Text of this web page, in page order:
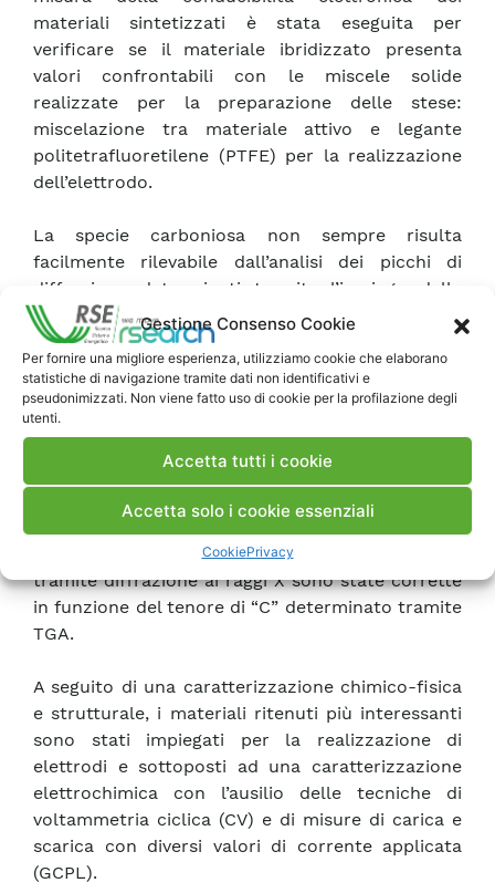
Gestione Consenso Cookie
Per fornire una migliore esperienza, utilizziamo cookie che elaborano
statistiche di navigazione tramite dati non identificativi e
pseudonimizzati. Non viene fatto uso di cookie per la profilazione degli
utenti.
Accetta tutti i cookie
Accetta solo i cookie essenziali
CookiePrivacy
materiali sintetizzati è stata eseguita per
verificare se il materiale ibridizzato presenta
valori confrontabili con le miscele solide
realizzate per la preparazione delle stese:
miscelazione tra materiale attivo e legante
politetrafluoretilene (PTFE) per la realizzazione
dell’elettrodo.
La specie carboniosa non sempre risulta
facilmente rilevabile dall’analisi dei picchi di
diffrazione determinati tramite l’impiego della
diffrattometria a raggi X. Pertanto, la misura del
tenore di “C”, presente a seguito del
procedimento di ibridizzazione, è stata eseguita
con la tecnica TGA (Termal Gravimetric Analisys)
che ne ha consentito la corretta determinazione
materiale conseguente alla decomposizione
termica della componente grafitica (C) quando
temperatura. Le analisi quantitative eseguite
tramite diffrazione ai raggi X sono state corrette
in funzione del tenore di “C” determinato tramite
TGA.
A seguito di una caratterizzazione chimico-fisica
e strutturale, i materiali ritenuti più interessanti
sono stati impiegati per la realizzazione di
elettrodi e sottoposti ad una caratterizzazione
elettrochimica con l’ausilio delle tecniche di
voltammetria ciclica (CV) e di misure di carica e
scarica con diversi valori di corrente applicata
(GCPL).